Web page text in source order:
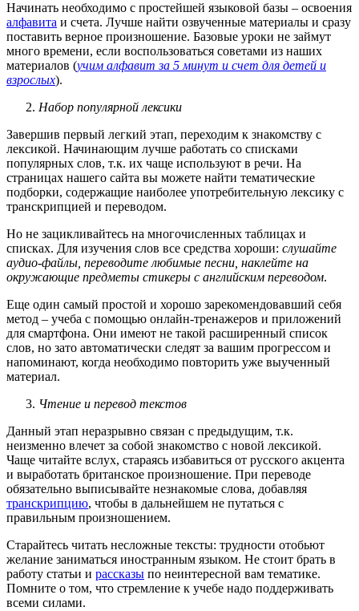
Начинать необходимо с простейшей языковой базы – освоения
алфавита и счета. Лучше найти озвученные материалы и сразу
поставить верное произношение. Базовые уроки не займут
много времени, если воспользоваться советами из наших
материалов (учим алфавит за 5 минут и счет для детей и
взрослых).
Набор популярной лексики
Завершив первый легкий этап, переходим к знакомству с
лексикой. Начинающим лучше работать со списками
популярных слов, т.к. их чаще используют в речи. На
страницах нашего сайта вы можете найти тематические
подборки, содержащие наиболее употребительную лексику с
транскрипцией и переводом.
Но не зацикливайтесь на многочисленных таблицах и
списках. Для изучения слов все средства хороши: слушайте
аудио-файлы, переводите любимые песни, наклейте на
окружающие предметы стикеры с английским переводом.
Еще один самый простой и хорошо зарекомендовавший себя
метод – учеба с помощью онлайн-тренажеров и приложений
для смартфона. Они имеют не такой расширенный список
слов, но зато автоматически следят за вашим прогрессом и
напоминают, когда необходимо повторить уже выученный
материал.
Чтение и перевод текстов
Данный этап неразрывно связан с предыдущим, т.к.
неизменно влечет за собой знакомство с новой лексикой.
Чаще читайте вслух, стараясь избавиться от русского акцента
и выработать британское произношение. При переводе
обязательно выписывайте незнакомые слова, добавляя
транскрипцию, чтобы в дальнейшем не путаться с
правильным произношением.
Старайтесь читать несложные тексты: трудности отобьют
желание заниматься иностранным языком. Не стоит брать в
работу статьи и рассказы по неинтересной вам тематике.
Помните о том, что стремление к учебе надо поддерживать
всеми силами.